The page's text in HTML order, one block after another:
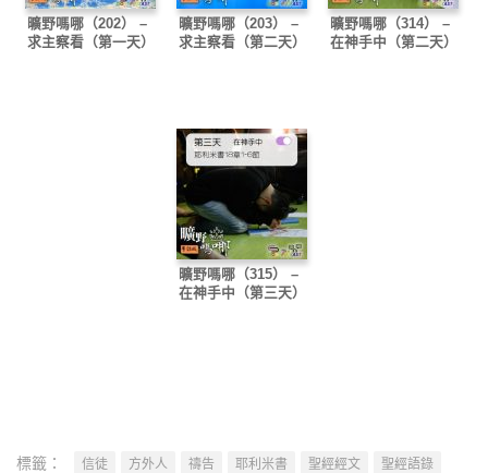
曠野嗎哪（202） –
求主察看（第一天）
曠野嗎哪（203） –
求主察看（第二天）
曠野嗎哪（314） –
在神手中（第二天）
曠野嗎哪（315） –
在神手中（第三天）
標籤： 信徒 方外人 禱告 耶利米書 聖經經文
聖經語錄